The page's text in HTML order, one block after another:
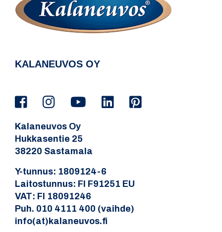
KALANEUVOS OY
Kalaneuvos Oy
Hukkasentie 25
38220 Sastamala
Y-tunnus: 1809124-6
Laitostunnus: FI F91251 EU
VAT: FI 18091246
Puh. 010 4111 400 (vaihde)
info(at)kalaneuvos.fi